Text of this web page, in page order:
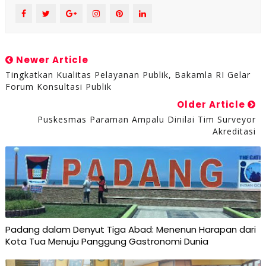
Newer Article
Tingkatkan Kualitas Pelayanan Publik, Bakamla RI Gelar
Forum Konsultasi Publik
Older Article
Puskesmas Paraman Ampalu Dinilai Tim Surveyor
Akreditasi
Padang dalam Denyut Tiga Abad: Menenun Harapan dari
Kota Tua Menuju Panggung Gastronomi Dunia